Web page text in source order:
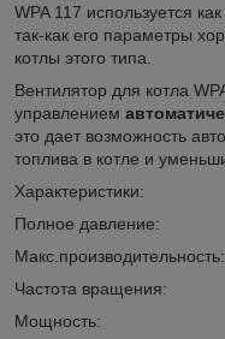
WPA 117 используется
так-как его параметры
котлы этого типа.
Вентилятор для котла
управлением
это дает возможность
топлива в котле и
Характеристики:
Полное давление:
Частота вращения:
Мощность: